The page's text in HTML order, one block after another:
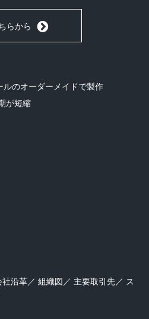
らから
ルのオーダーメイドで製作
が短縮
社沿革／ 組織図 ／ 主要取引先／ ス